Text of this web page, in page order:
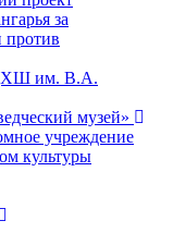
за
против
им. В.А.
музей»
учреждение
культуры